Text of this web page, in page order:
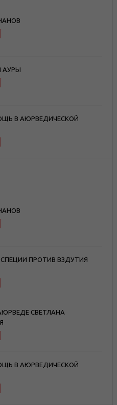
АУРЫ
В АЮРВЕДИЧЕСКОЙ
ПРОТИВ ВЗДУТИЯ
СВЕТЛАНА
В АЮРВЕДИЧЕСКОЙ